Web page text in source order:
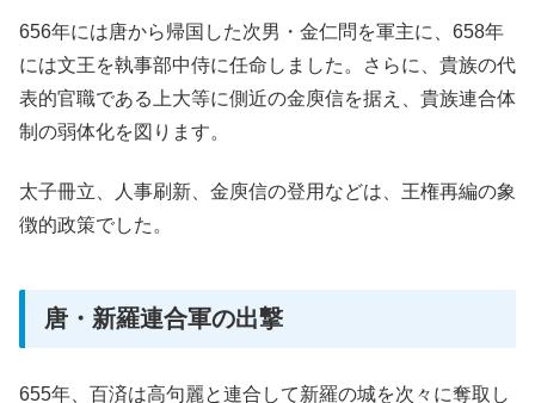
656年には唐から帰国した次男・金仁問を軍主に、658年
には文王を執事部中侍に任命しました。さらに、貴族の代
表的官職である上大等に側近の金庾信を据え、貴族連合体
制の弱体化を図ります。
太子冊立、人事刷新、金庾信の登用などは、王権再編の象
徴的政策でした。
唐・新羅連合軍の出撃
655年、百済は高句麗と連合して新羅の城を次々に奪取し